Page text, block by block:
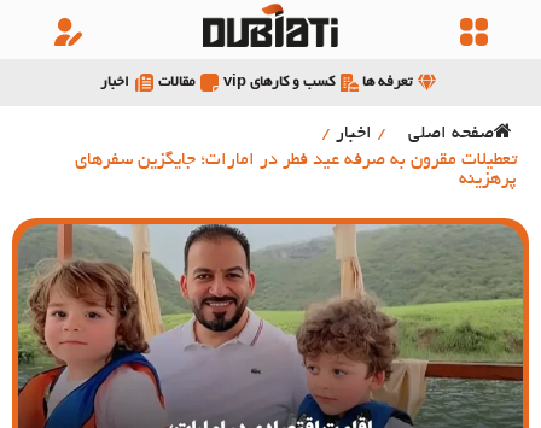
تعرفه ها کسب و کارهای vip مقالات اخبار
صفحه اصلی / اخبار /
تعطیلات مقرون به صرفه عید فطر در امارات؛ جایگزین سفرهای
پرهزینه